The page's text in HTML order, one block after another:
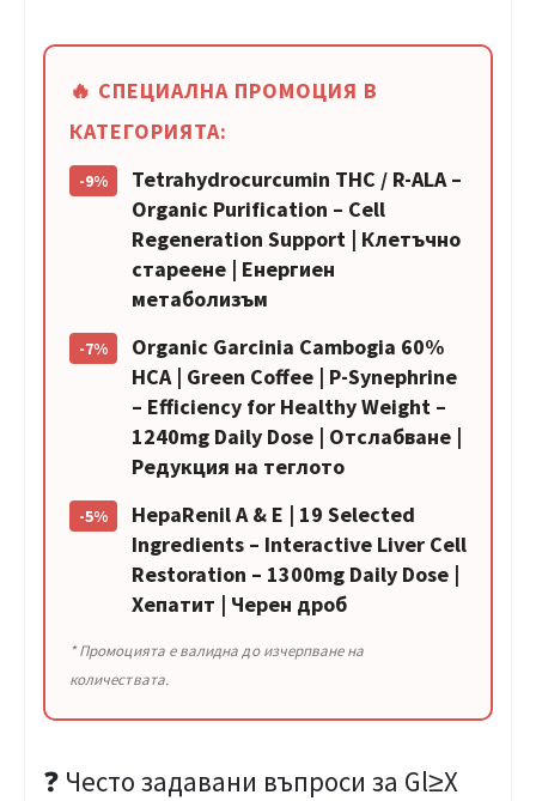
🔥 СПЕЦИАЛНА ПРОМОЦИЯ В
КАТЕГОРИЯТА:
-9%
Tetrahydrocurcumin THC / R-ALA –
Organic Purification – Cell
Regeneration Support | Клетъчно
стареене | Енергиен
метаболизъм
-7%
Organic Garcinia Cambogia 60%
HCA | Green Coffee | P-Synephrine
– Efficiency for Healthy Weight –
1240mg Daily Dose | Отслабване |
Редукция на теглото
-5%
HepaRenil А & Е | 19 Selected
Ingredients – Interactive Liver Cell
Restoration – 1300mg Daily Dose |
Хепатит | Черен дроб
* Промоцията е валидна до изчерпване на
количествата.
❓ Често задавани въпроси за Gl≥Х